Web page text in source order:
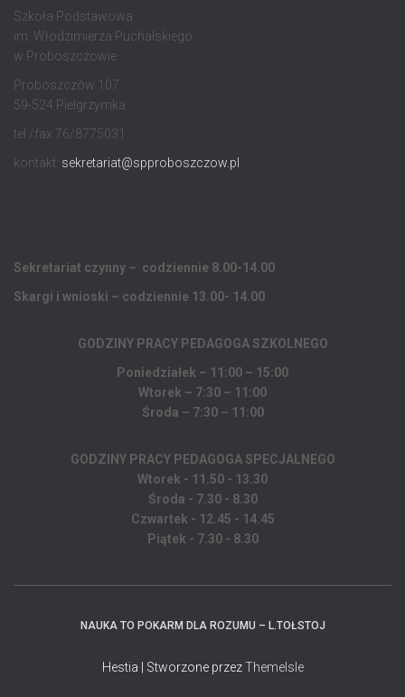
Szkoła Podstawowa
im. Włodzimierza Puchalskiego
w Proboszczowie
Proboszczów 107
59-524 Pielgrzymka
tel./fax 76/8775031
kontakt: sekretariat@spproboszczow.pl
Sekretariat czynny – codziennie 8.00-14.00
Skargi i wnioski – codziennie 13.00- 14.00
GODZINY PRACY PEDAGOGA SZKOLNEGO
Poniedziałek – 11:00 – 15:00
Wtorek – 7:30 – 11:00
Środa – 7:30 – 11:00
GODZINY PRACY PEDAGOGA SPECJALNEGO
Wtorek - 11.50 - 13.30
Środa - 7.30 - 8.30
Czwartek - 12.45 - 14.45
Piątek - 7.30 - 8.30
NAUKA TO POKARM DLA ROZUMU – L.TOŁSTOJ
Hestia | Stworzone przezThemeIsle